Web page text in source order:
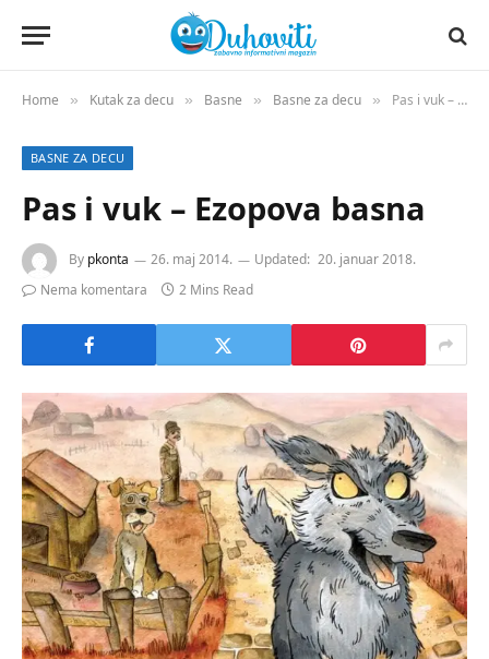
Home » Kutak za decu » Basne » Basne za decu » Pas i vuk – Ezopova basna
BASNE ZA DECU
Pas i vuk – Ezopova basna
By pkonta 26. maj 2014. Updated: 20. januar 2018.
Nema komentara
2 Mins Read